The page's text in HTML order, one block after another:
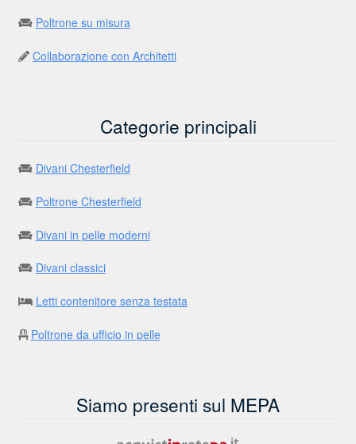
Poltrone su misura
Collaborazione con Architetti
Categorie principali
Divani Chesterfield
Poltrone Chesterfield
Divani in pelle moderni
Divani classici
Letti contenitore senza testata
Poltrone da ufficio in pelle
Siamo presenti sul MEPA